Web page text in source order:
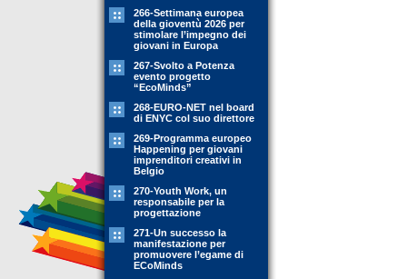
266-Settimana europea
della gioventù 2026 per
stimolare l’impegno dei
giovani in Europa
267-Svolto a Potenza
evento progetto
“EcoMinds”
268-EURO-NET nel board
di ENYC col suo direttore
269-Programma europeo
Happening per giovani
imprenditori creativi in
Belgio
270-Youth Work, un
responsabile per la
progettazione
271-Un successo la
manifestazione per
promuovere l’egame di
ECoMinds